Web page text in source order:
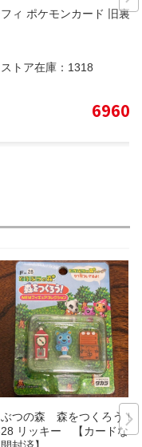
ィ ポケモンカード 旧裏
トア在庫： 1318
6960
ぶつの森 森をつくろう！
リッキー 【カードな